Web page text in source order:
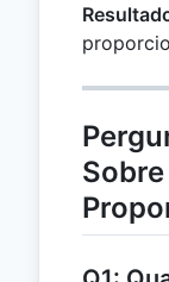
CF
150
= 50